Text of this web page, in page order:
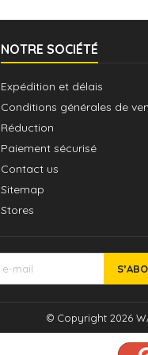
NOTRE SOCIÉTÉ
Expédition et délais
Conditions générales de
Réduction
Paiement sécurisé
Contact us
Sitemap
Stores
© Copyright 2026